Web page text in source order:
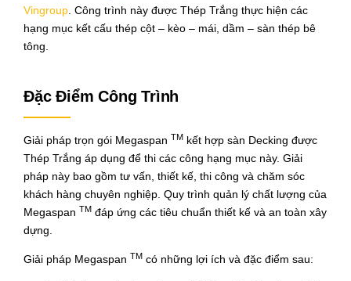
Vingroup. Công trình này được Thép Trắng thực hiện các
hạng mục kết cấu thép cột – kèo – mái, dầm – sàn thép bê
tông.
Đặc Điểm Công Trình
Giải pháp trọn gói Megaspan TM kết hợp sàn Decking được
Thép Trắng áp dụng để thi các công hạng mục này. Giải
pháp này bao gồm tư vấn, thiết kế, thi công và chăm sóc
khách hàng chuyên nghiệp. Quy trình quản lý chất lượng của
Megaspan TM đáp ứng các tiêu chuẩn thiết kế và an toàn xây
dựng.
Giải pháp Megaspan TM có những lợi ích và đặc điểm sau: